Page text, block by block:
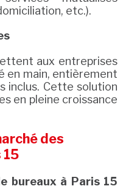
etc.).
aux entreprises
en main, entièrement
inclus. Cette solution
en pleine croissance
des
15
bureaux à Paris 15